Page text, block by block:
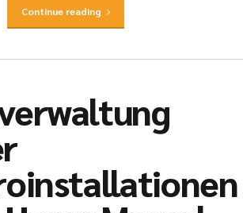
Continue reading